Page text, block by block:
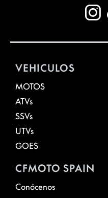
VEHICULOS
MOTOS
ATVs
SSVs
UTVs
GOES
CFMOTO SPAIN
Conócenos